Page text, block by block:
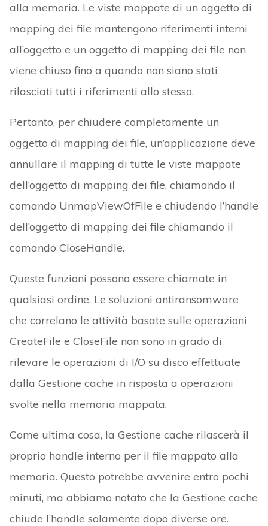
alla memoria. Le viste mappate di un oggetto di
mapping dei file mantengono riferimenti interni
all’oggetto e un oggetto di mapping dei file non
viene chiuso fino a quando non siano stati
rilasciati tutti i riferimenti allo stesso.
Pertanto, per chiudere completamente un
oggetto di mapping dei file, un’applicazione deve
annullare il mapping di tutte le viste mappate
dell’oggetto di mapping dei file, chiamando il
comando UnmapViewOfFile e chiudendo l’handle
dell’oggetto di mapping dei file chiamando il
comando CloseHandle.
Queste funzioni possono essere chiamate in
qualsiasi ordine. Le soluzioni antiransomware
che correlano le attività basate sulle operazioni
CreateFile e CloseFile non sono in grado di
rilevare le operazioni di I/O su disco effettuate
dalla Gestione cache in risposta a operazioni
svolte nella memoria mappata.
Come ultima cosa, la Gestione cache rilascerà il
proprio handle interno per il file mappato alla
memoria. Questo potrebbe avvenire entro pochi
minuti, ma abbiamo notato che la Gestione cache
chiude l’handle solamente dopo diverse ore.